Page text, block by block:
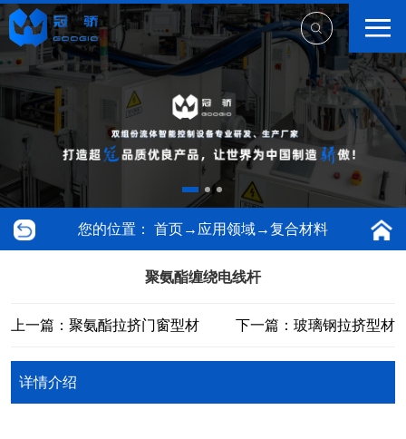
您的位置： 首页→ 应用领域→复合材料
聚氨酯缠绕电线杆
上一篇：聚氨酯拉挤门窗型材 下一篇：玻璃钢拉挤型材
详情介绍